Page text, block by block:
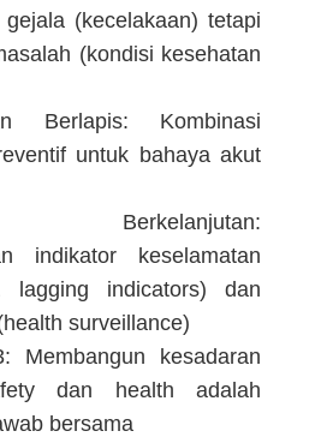
gejala (kecelakaan) tetapi
(kondisi kesehatan
Berlapis: Kombinasi
untuk bahaya akut
Berkelanjutan:
indikator keselamatan
lagging indicators) dan
surveillance)
Membangun kesadaran
dan health adalah
bersama